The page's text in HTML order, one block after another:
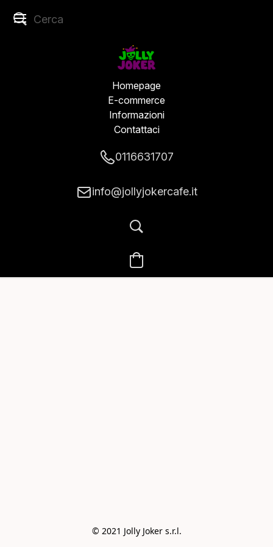
Homepage
E-commerce
Informazioni
Contattaci
0116631707
info@jollyjokercafe.it
© 2021 Jolly Joker s.r.l.